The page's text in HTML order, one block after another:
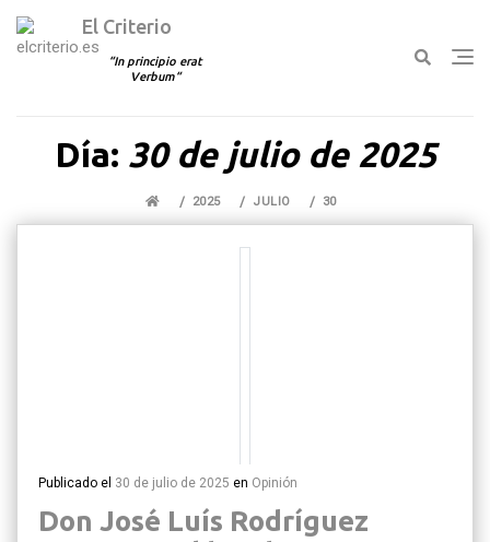
El Criterio
In principio erat
Verbum
Día: 30 de julio de 2025
2025 JULIO 30
Publicado el 30 de julio de 2025 en Opinión
Don José Luís Rodríguez